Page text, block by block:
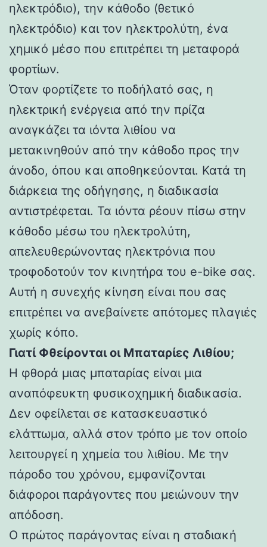
ηλεκτρόδιο), την κάθοδο (θετικό
ηλεκτρόδιο) και τον ηλεκτρολύτη, ένα
χημικό μέσο που επιτρέπει τη μεταφορά
φορτίων.
Όταν φορτίζετε το ποδήλατό σας, η
ηλεκτρική ενέργεια από την πρίζα
αναγκάζει τα ιόντα λιθίου να
μετακινηθούν από την κάθοδο προς την
άνοδο, όπου και αποθηκεύονται. Κατά τη
διάρκεια της οδήγησης, η διαδικασία
αντιστρέφεται. Τα ιόντα ρέουν πίσω στην
κάθοδο μέσω του ηλεκτρολύτη,
απελευθερώνοντας ηλεκτρόνια που
τροφοδοτούν τον κινητήρα του e-bike σας.
Αυτή η συνεχής κίνηση είναι που σας
επιτρέπει να ανεβαίνετε απότομες πλαγιές
χωρίς κόπο.
Γιατί Φθείρονται οι Μπαταρίες Λιθίου;
Η φθορά μιας μπαταρίας είναι μια
αναπόφευκτη φυσικοχημική διαδικασία.
Δεν οφείλεται σε κατασκευαστικό
ελάττωμα, αλλά στον τρόπο με τον οποίο
λειτουργεί η χημεία του λιθίου. Με την
πάροδο του χρόνου, εμφανίζονται
διάφοροι παράγοντες που μειώνουν την
απόδοση.
Ο πρώτος παράγοντας είναι η σταδιακή